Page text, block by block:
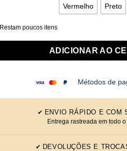
Vermelho Preto
Restam poucos itens
ADICIONAR AO
Métodos de
✔ ENVIO RÁPIDO E COM
Entrega rastreada em todo
✔ DEVOLUÇÕES E